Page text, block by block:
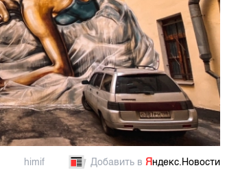
himif Добавить в Яндекс.Новости